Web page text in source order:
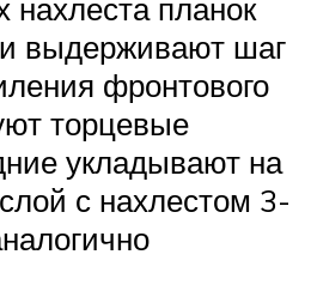
нахлеста планок
выдерживают шаг
фронтового
торцевые
укладывают на
с нахлестом 3-